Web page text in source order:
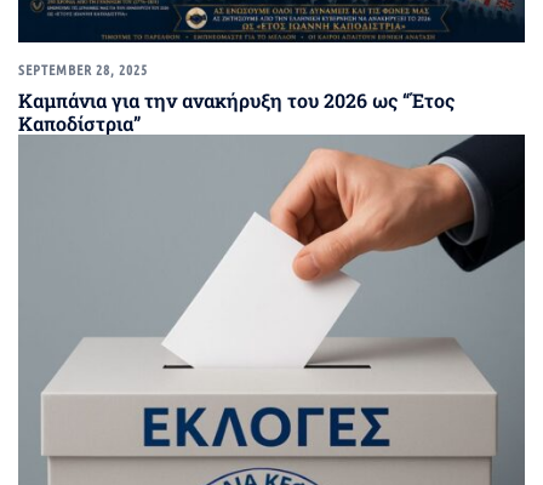
SEPTEMBER 28, 2025
Καμπάνια για την ανακήρυξη του 2026 ως “Έτος
Καποδίστρια”